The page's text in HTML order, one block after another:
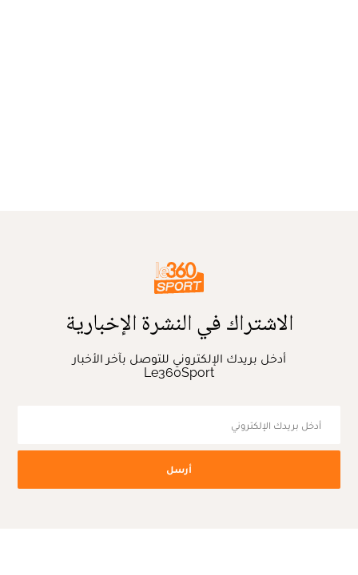
الاشتراك في النشرة الإخبارية
أدخل بريدك الإلكتروني للتوصل بآخر الأخبار
Le360Sport
أرسل